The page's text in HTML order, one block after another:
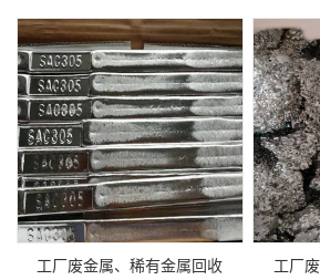
工厂废金属、稀有金属回收 工厂